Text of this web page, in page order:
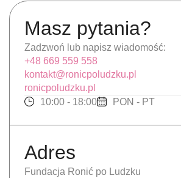
Masz pytania?
Zadzwoń lub napisz wiadomość:
+48 669 559 558
kontakt@ronicpoludzku.pl
ronicpoludzku.pl
10:00 - 18:00
PON - PT
Adres
Fundacja Ronić po Ludzku